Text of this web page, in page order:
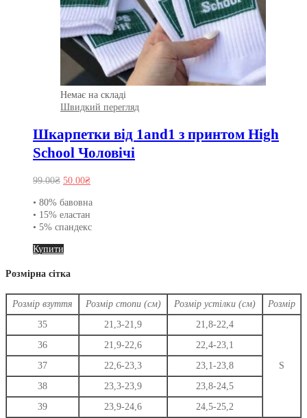
Немає на складі
Швидкий перегляд
Шкарпетки від 1and1 з принтом High
School Чоловічі
99.00₴ Оригінальна
99.00₴.
50.00₴Поточна
50.00₴.
• 80% бавовна
• 15% еластан
• 5% спандекс
Купити
має
варіантів.
Параметри
вибрати
сторінці
Розмірна сітка
Розмір взуття Розмір стопи (см) Розмір устілки (см)
Розмір
35
21,3-21,9 21,8-22,4
S
36 21,9-22,6
22,4-23,1
37
22,6-23,3
23,1-23,8
38
23,3-23,9
23,8-24,5
39
23,9-24,6
24,5-25,2